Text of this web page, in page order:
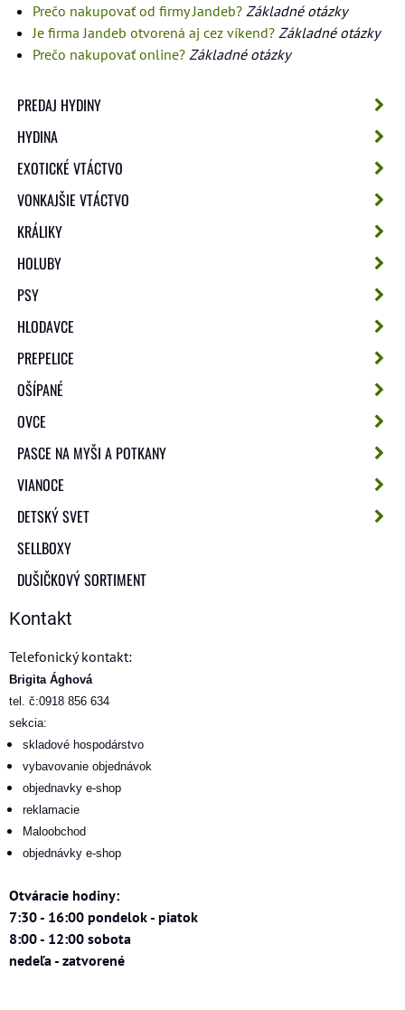
Prečo nakupovať od firmy Jandeb? Základné otázky
Je firma Jandeb otvorená aj cez víkend? Základné otázky
Prečo nakupovať online? Základné otázky
PREDAJ HYDINY
HYDINA
EXOTICKÉ VTÁCTVO
VONKAJŠIE VTÁCTVO
KRÁLIKY
HOLUBY
PSY
HLODAVCE
PREPELICE
OŠÍPANÉ
OVCE
PASCE NA MYŠI A POTKANY
VIANOCE
DETSKÝ SVET
SELLBOXY
DUŠIČKOVÝ SORTIMENT
Kontakt
Telefonický kontakt:
Brigita Ághová
tel. č:0918 856 634
sekcia:
skladové hospodárstvo
vybavovanie objednávok
objednavky e-shop
reklamacie
Maloobchod
objednávky e-shop
Otváracie hodiny:
7:30 - 16:00 pondelok - piatok
8:00 - 12:00 sobota
nedeľa - zatvorené